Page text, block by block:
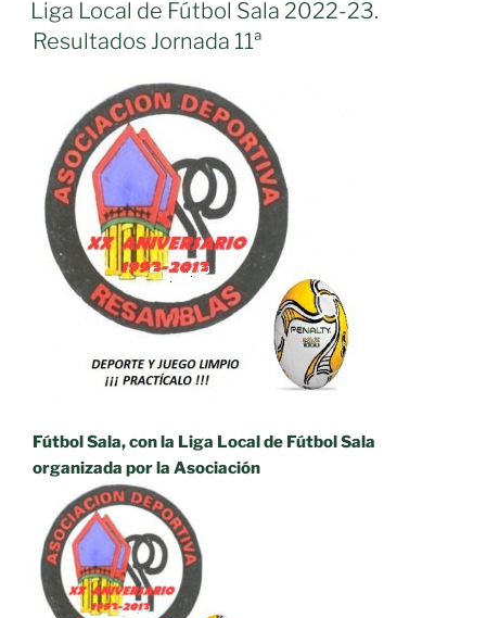
Sala
2022-
Resultados
Jornada
Liga Local de Fútbol Sala 2022-23.
Resultados Jornada 11ª
Fútbol Sala, con la Liga Local de Fútbol Sala
organizada por la Asociación